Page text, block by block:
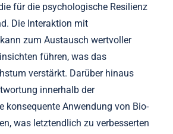
für die psychologische Resilienz
Die Interaktion mit
zum Austausch wertvoller
führen, was das
verstärkt. Darüber hinaus
innerhalb der
konsequente Anwendung von Bio-
was letztendlich zu verbesserten